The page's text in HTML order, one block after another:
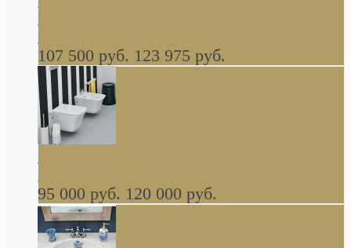
керамическая мойка 1160 x 510 мм белая,
серая, черная, бежевая В НАЛИЧИИ
107 500 руб. 123 975 руб.
навесное КОМПЛЕКТ
95 000 руб. 120 000 руб.